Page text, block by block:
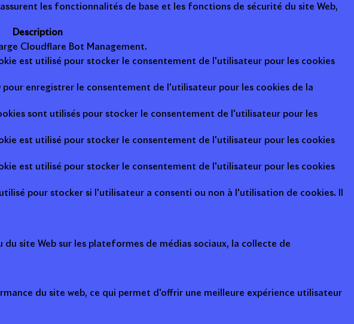
les fonctionnalités de base et les fonctions de sécurité du site Web,
Description
Cloudflare Bot Management.
est utilisé pour stocker le consentement de l'utilisateur pour les cookies
enregistrer le consentement de l'utilisateur pour les cookies de la
sont utilisés pour stocker le consentement de l'utilisateur pour les
est utilisé pour stocker le consentement de l'utilisateur pour les cookies
est utilisé pour stocker le consentement de l'utilisateur pour les cookies
pour stocker si l'utilisateur a consenti ou non à l'utilisation de cookies. Il
site Web sur les plateformes de médias sociaux, la collecte de
du site web, ce qui permet d'offrir une meilleure expérience utilisateur